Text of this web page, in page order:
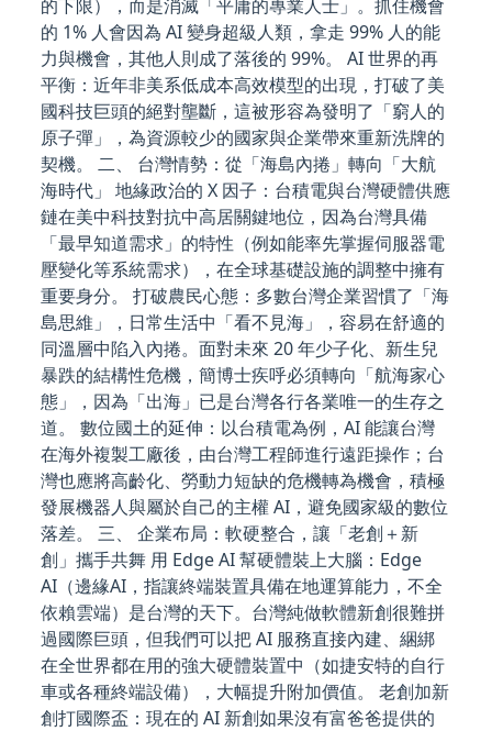
的下限），而是消滅「平庸的專業人士」。抓住機會
的 1% 人會因為 AI 變身超級人類，拿走 99% 人的能
力與機會，其他人則成了落後的 99%。 AI 世界的再
平衡：近年非美系低成本高效模型的出現，打破了美
國科技巨頭的絕對壟斷，這被形容為發明了「窮人的
原子彈」，為資源較少的國家與企業帶來重新洗牌的
契機。 二、 台灣情勢：從「海島內捲」轉向「大航
海時代」 地緣政治的 X 因子：台積電與台灣硬體供應
鏈在美中科技對抗中高居關鍵地位，因為台灣具備
「最早知道需求」的特性（例如能率先掌握伺服器電
壓變化等系統需求），在全球基礎設施的調整中擁有
重要身分。 打破農民心態：多數台灣企業習慣了「海
島思維」，日常生活中「看不見海」，容易在舒適的
同溫層中陷入內捲。面對未來 20 年少子化、新生兒
暴跌的結構性危機，簡博士疾呼必須轉向「航海家心
態」，因為「出海」已是台灣各行各業唯一的生存之
道。 數位國土的延伸：以台積電為例，AI 能讓台灣
在海外複製工廠後，由台灣工程師進行遠距操作；台
灣也應將高齡化、勞動力短缺的危機轉為機會，積極
發展機器人與屬於自己的主權 AI，避免國家級的數位
落差。 三、 企業布局：軟硬整合，讓「老創＋新
創」攜手共舞 用 Edge AI 幫硬體裝上大腦：Edge
AI（邊緣AI，指讓終端裝置具備在地運算能力，不全
依賴雲端）是台灣的天下。台灣純做軟體新創很難拼
過國際巨頭，但我們可以把 AI 服務直接內建、綑綁
在全世界都在用的強大硬體裝置中（如捷安特的自行
車或各種終端設備），大幅提升附加價值。 老創加新
創打國際盃：現在的 AI 新創如果沒有富爸爸提供的